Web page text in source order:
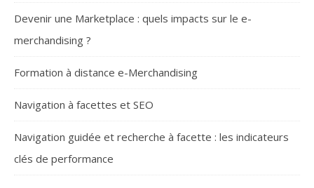
Devenir une Marketplace : quels impacts sur le e-
merchandising ?
Formation à distance e-Merchandising
Navigation à facettes et SEO
Navigation guidée et recherche à facette : les indicateurs
clés de performance